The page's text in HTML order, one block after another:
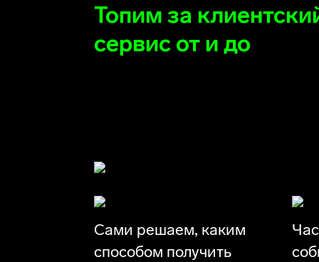
Топим за
сервис от и до
Мы не замкнуты
Сами решаем, каким
способом получить